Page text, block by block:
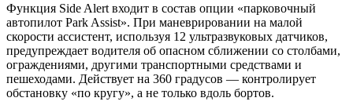
Функция Side Alert входит в состав опции «парковочный
автопилот Park Assist». При маневрировании на малой
скорости ассистент, используя 12 ультразвуковых датчиков,
предупреждает водителя об опасном сближении со столбами,
ограждениями, другими транспортными средствами и
пешеходами. Действует на 360 градусов — контролирует
обстановку «по кругу», а не только вдоль бортов.